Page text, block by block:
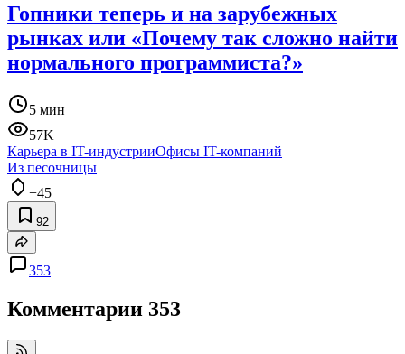
Гопники теперь и на зарубежных
рынках или «Почему так сложно найти
нормального программиста?»
5 мин
57K
Карьера в IT-индустрииОфисы IT-компаний
Из песочницы
+45
92
353
Комментарии 353